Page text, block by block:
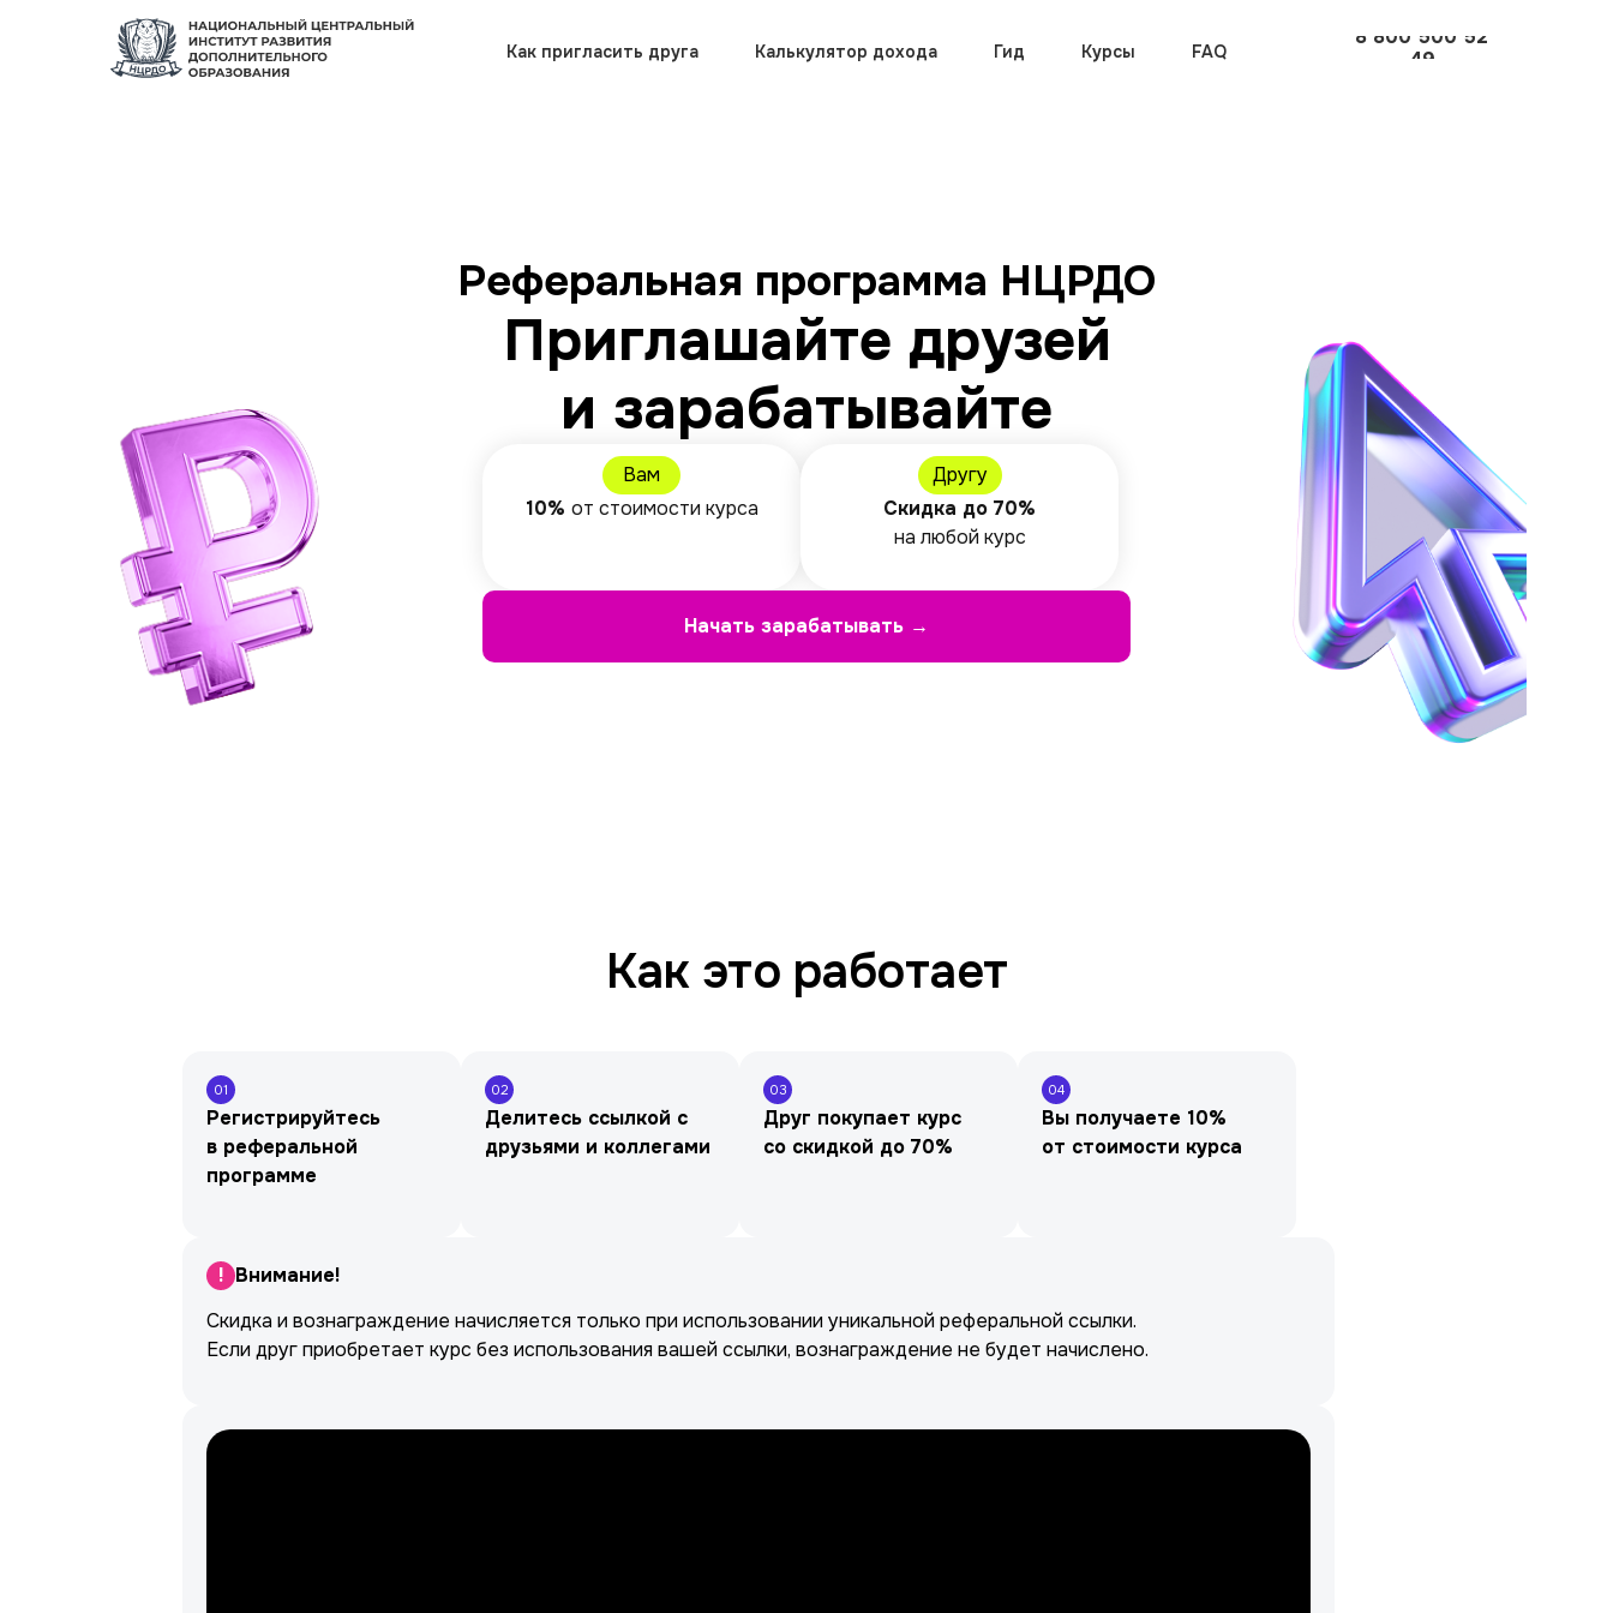
8 800 500 52
49
Как пригласить друга Калькулятор дохода Гид Курсы FAQ
Реферальная программа НЦРДО
Приглашайте друзей
и зарабатывайте
Вам
10% от стоимости курса
Другу
Скидка до 70%
на любой курс
Начать зарабатывать →
Как это работает
01
Регистрируйтесь
в реферальной
программе
02
Делитесь ссылкой с
друзьями и коллегами
03
Друг покупает курс
со скидкой до 70%
04
Вы получаете 10%
от стоимости курса
! Внимание!
Скидка и вознаграждение начисляется только при использовании уникальной реферальной ссылки.
Если друг приобретает курс без использования вашей ссылки, вознаграждение не будет начислено.